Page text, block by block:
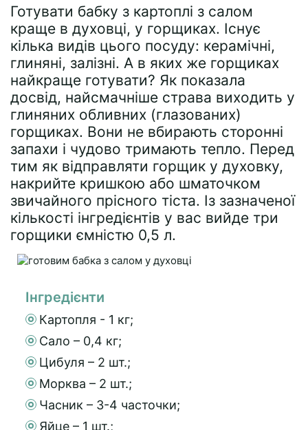
Готувати бабку з картоплі з салом
краще в духовці, у горщиках. Існує
кілька видів цього посуду: керамічні,
глиняні, залізні. А в яких же горщиках
найкраще готувати? Як показала
досвід, найсмачніше страва виходить у
глиняних обливних (глазованих)
горщиках. Вони не вбирають сторонні
запахи і чудово тримають тепло. Перед
тим як відправляти горщик у духовку,
накрийте кришкою або шматочком
звичайного прісного тіста. Із зазначеної
кількості інгредієнтів у вас вийде три
горщики ємністю 0,5 л.
Інгредієнти
Картопля - 1 кг;
Сало – 0,4 кг;
Цибуля – 2 шт.;
Морква – 2 шт.;
Часник – 3-4 часточки;
Яйце – 1 шт.;